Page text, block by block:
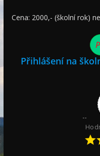
Cena: 2000,- (školní rok)
Přihlášení na